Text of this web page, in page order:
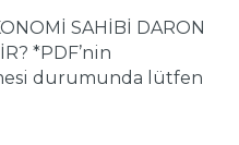
SAHİBİ DARON
*PDF’nin
durumunda lütfen